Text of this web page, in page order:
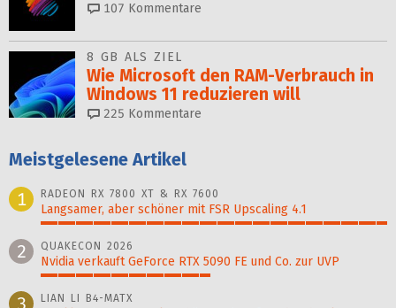
107 Kommentare
8 GB ALS ZIEL
Wie Microsoft den RAM-Verbrauch in
Windows 11 reduzieren will
225 Kommentare
Meistgelesene Artikel
1
RADEON RX 7800 XT & RX 7600
Langsamer, aber schöner mit FSR Upscaling 4.1
100%
2 QUAKECON 2026
Nvidia verkauft GeForce RTX 5090 FE und Co. zur UVP
49%
3 LIAN LI B4-MATX